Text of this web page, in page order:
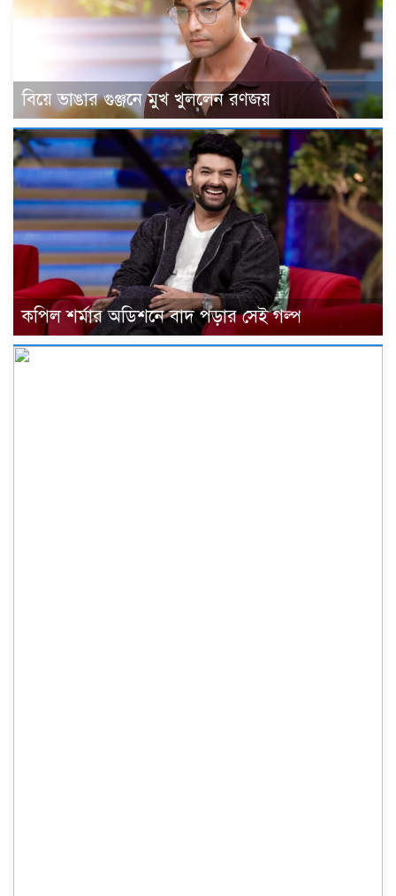
বিয়ে ভাঙার গুঞ্জনে মুখ খুললেন রণজয়
কপিল শর্মার অডিশনে বাদ পড়ার সেই গল্প